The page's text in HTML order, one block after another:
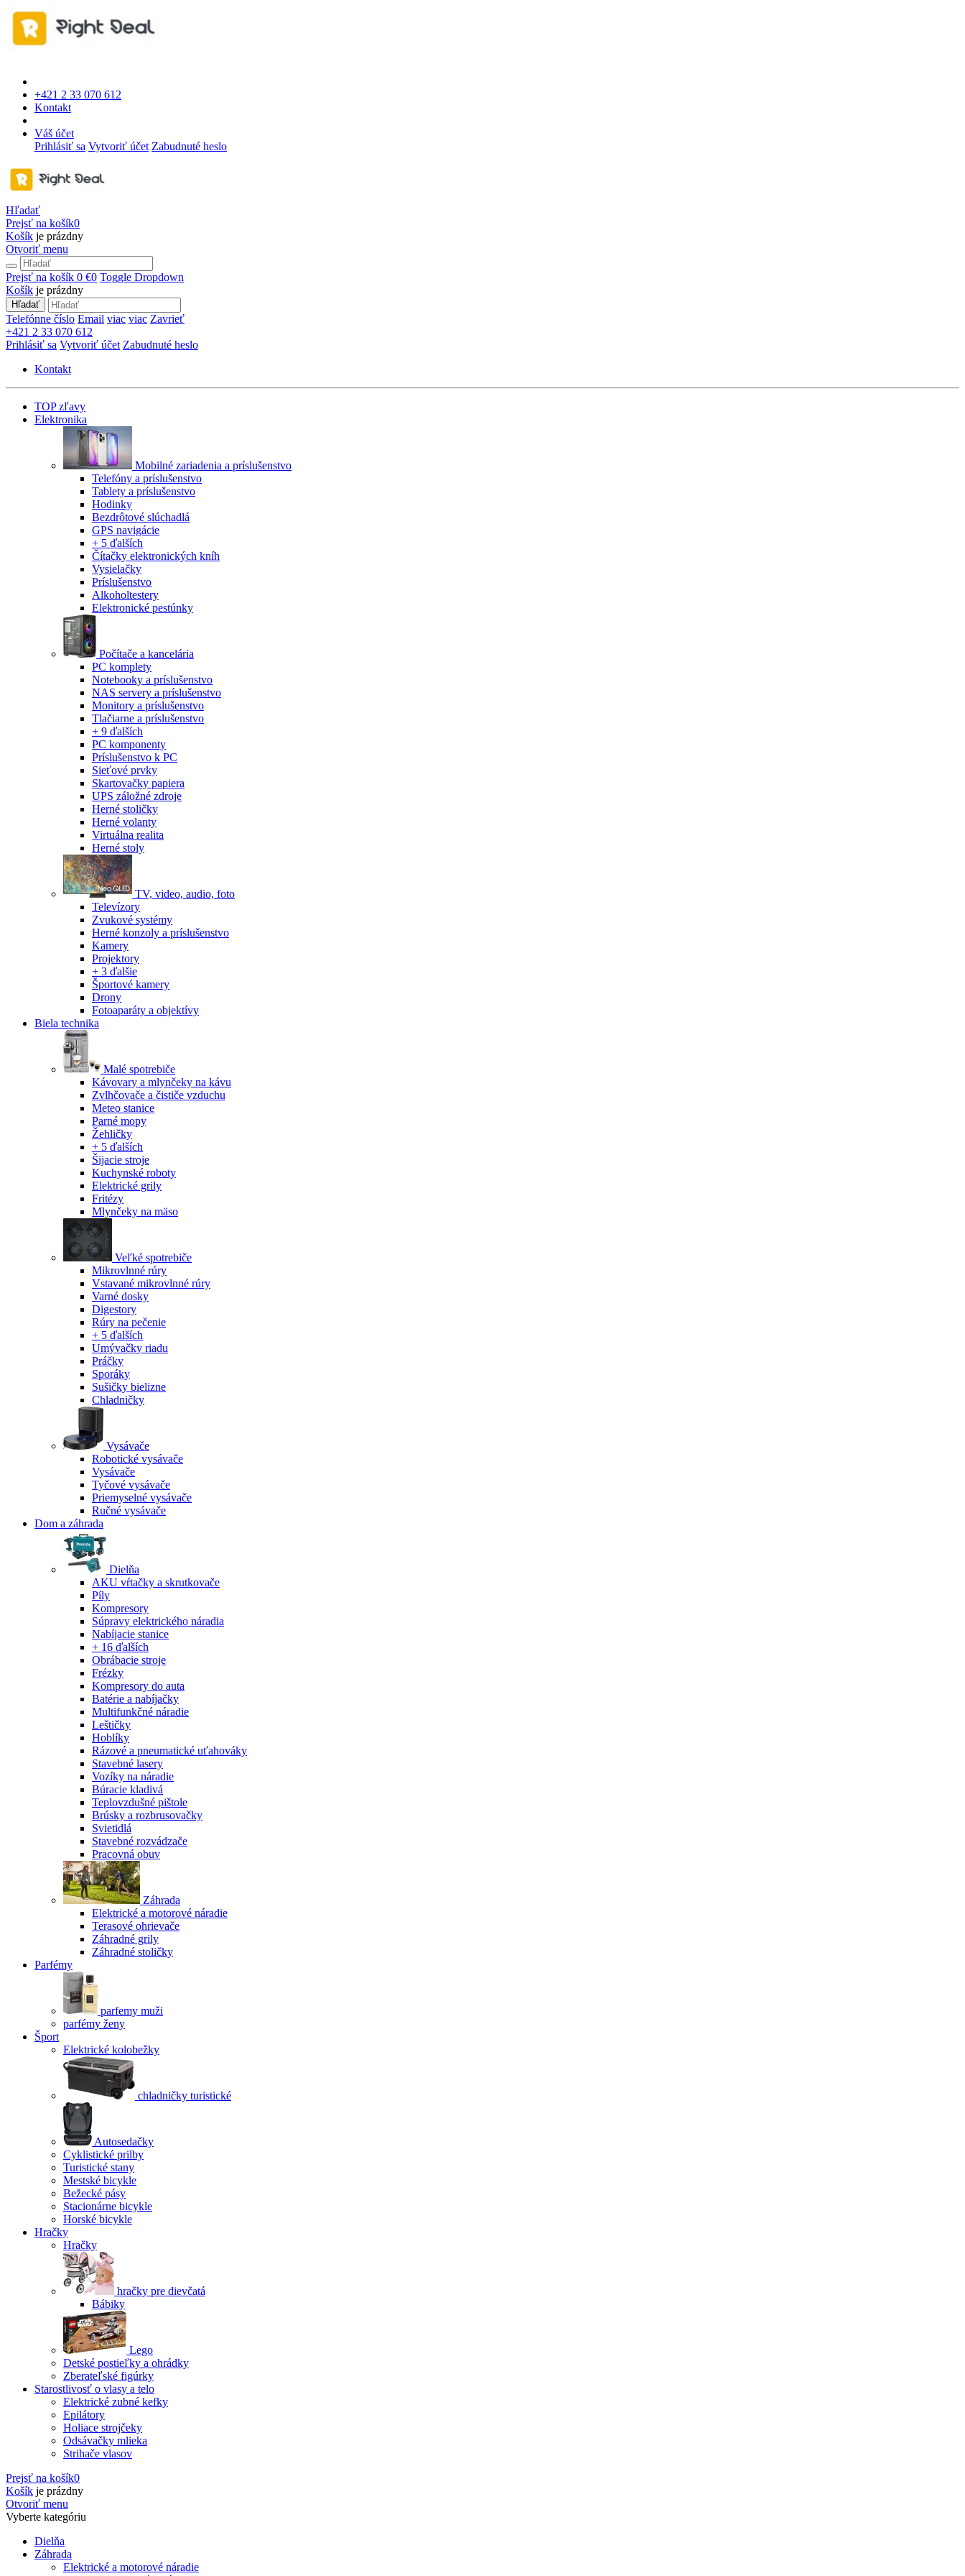
+421 2 33 070 612
Kontakt
Váš účet
Prihlásiť sa Vytvoriť účet Zabudnuté heslo
Hľadať
Prejsť na košík0
Košík je prázdny
Otvoriť menu
Prejsť na košík 0 €0 Toggle Dropdown
Košík je prázdny
Hľadať
Telefónne číslo Email viac viac Zavrieť
+421 2 33 070 612
Prihlásiť sa Vytvoriť účet Zabudnuté heslo
Kontakt
TOP zľavy
Elektronika
Mobilné zariadenia a príslušenstvo
Telefóny a príslušenstvo
Tablety a príslušenstvo
Hodinky
Bezdrôtové slúchadlá
GPS navigácie
+ 5 ďalších
Čítačky elektronických kníh
Vysielačky
Príslušenstvo
Alkoholtestery
Elektronické pestúnky
Počítače a kancelária
PC komplety
Notebooky a príslušenstvo
NAS servery a príslušenstvo
Monitory a príslušenstvo
Tlačiarne a príslušenstvo
+ 9 ďalších
PC komponenty
Príslušenstvo k PC
Sieťové prvky
Skartovačky papiera
UPS záložné zdroje
Herné stoličky
Herné volanty
Virtuálna realita
Herné stoly
TV, video, audio, foto
Televízory
Zvukové systémy
Herné konzoly a príslušenstvo
Kamery
Projektory
+ 3 ďalšie
Športové kamery
Drony
Fotoaparáty a objektívy
Biela technika
Malé spotrebiče
Kávovary a mlynčeky na kávu
Zvlhčovače a čističe vzduchu
Meteo stanice
Parné mopy
Žehličky
+ 5 ďalších
Šijacie stroje
Kuchynské roboty
Elektrické grily
Fritézy
Mlynčeky na mäso
Veľké spotrebiče
Mikrovlnné rúry
Vstavané mikrovlnné rúry
Varné dosky
Digestory
Rúry na pečenie
+ 5 ďalších
Umývačky riadu
Práčky
Sporáky
Sušičky bielizne
Chladničky
Vysávače
Robotické vysávače
Vysávače
Tyčové vysávače
Priemyselné vysávače
Ručné vysávače
Dom a záhrada
Dielňa
AKU vŕtačky a skrutkovače
Píly
Kompresory
Súpravy elektrického náradia
Nabíjacie stanice
+ 16 ďalších
Obrábacie stroje
Frézky
Kompresory do auta
Batérie a nabíjačky
Multifunkčné náradie
Leštičky
Hoblíky
Rázové a pneumatické uťahováky
Stavebné lasery
Vozíky na náradie
Búracie kladivá
Teplovzdušné pištole
Brúsky a rozbrusovačky
Svietidlá
Stavebné rozvádzače
Pracovná obuv
Záhrada
Elektrické a motorové náradie
Terasové ohrievače
Záhradné grily
Záhradné stoličky
Parfémy
parfemy muži
parfémy ženy
Šport
Elektrické kolobežky
chladničky turistické
Autosedačky
Cyklistické prilby
Turistické stany
Mestské bicykle
Bežecké pásy
Stacionárne bicykle
Horské bicykle
Hračky
Hračky
hračky pre dievčatá
Bábiky
Lego
Detské postieľky a ohrádky
Zberateľské figúrky
Starostlivosť o vlasy a telo
Elektrické zubné kefky
Epilátory
Holiace strojčeky
Odsávačky mlieka
Strihače vlasov
Prejsť na košík0
Košík je prázdny
Otvoriť menu
Vyberte kategóriu
Dielňa
Záhrada
Elektrické a motorové náradie